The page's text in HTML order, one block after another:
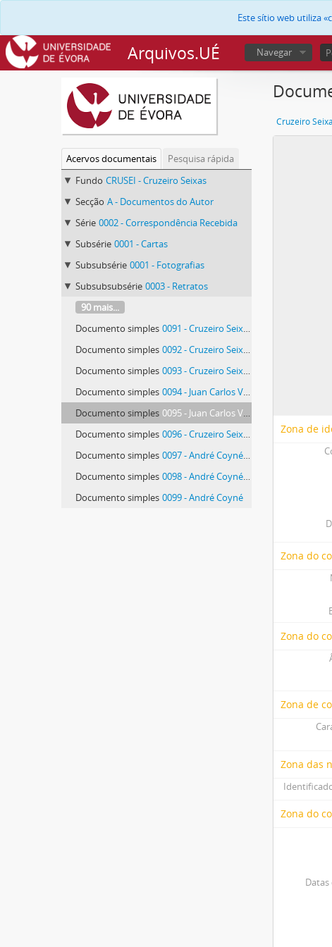
Este sítio web utiliza
Arquivos.UÉ Navegar
Acervos documentais
Pesquisa rápida
Fundo CRUSEI - Cruzeiro Seixas
Secção A - Documentos do Autor
Série 0002 - Correspondência Recebida
Subsérie 0001 - Cartas
Subsubsérie 0001 - Fotografias
Subsubsubsérie 0003 - Retratos
90 mais...
Documento simples 0091 - Cruzeiro Seixas e Raúl Perez
Documento simples 0092 - Cruzeiro Seixas, Raúl Perez e Gema Ortega
Documento simples 0093 - Cruzeiro Seixas e Eduardo Tomé
Documento simples 0094 - Juan Carlos Valera e Charly
Documento simples 0095 - Juan Carlos Valera e Manolo Mateos
Documento simples 0096 - Cruzeiro Seixas e Maria João Melo
Documento simples 0097 - André Coyné e Liliane Jover
Documento simples 0098 - André Coyné e Alex Wassilieff
Documento simples 0099 - André Coyné
Cruzeiro
Zona de
Zona do
Zona do
Zona de
Zona das
Zona do
Datas